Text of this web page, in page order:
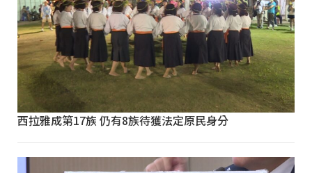
西拉雅成第17族 仍有8族待獲法定原民身分